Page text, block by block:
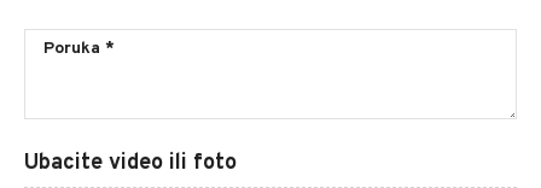
Ubacite video ili foto